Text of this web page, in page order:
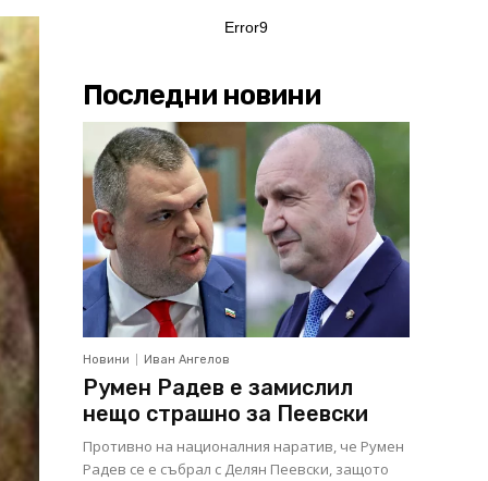
Error9
Последни новини
Новини Иван Ангелов
Румен Радев е замислил
нещо страшно за Пеевски
Противно на националния наратив, че Румен
Радев се е събрал с Делян Пеевски, защото